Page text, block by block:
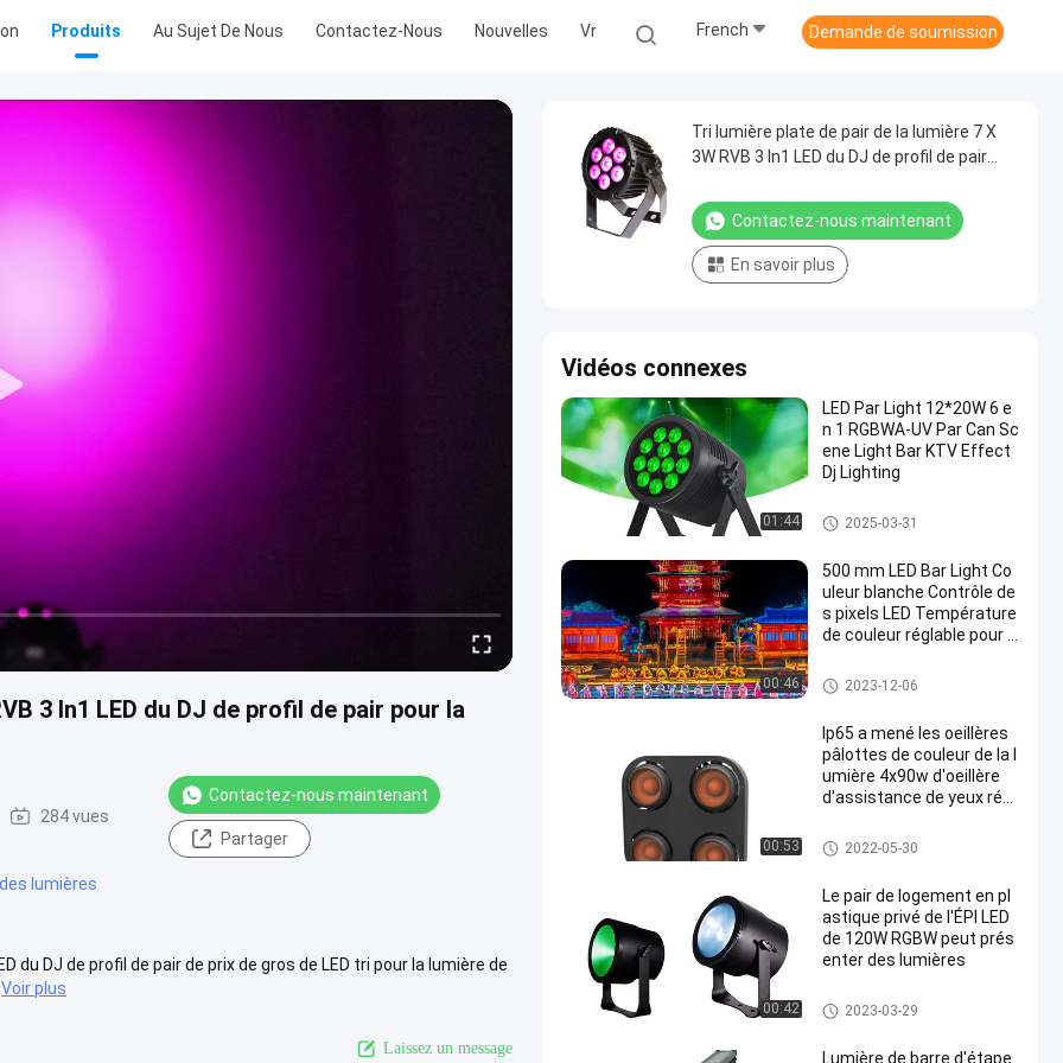
Produits Au Sujet De Nous Contactez-Nous Nouvelles Vr French Demande de soumission
3 In1 LED du DJ de profil de pair pour la
284 vues
Contactez-nous maintenant
Partager
lumières
du DJ de profil de pair de prix de gros de LED tri pour la lumière de
Voir plus
Laissez un message
Tri lumière plate de pair de la lumière 7 X
3W RVB 3 In1 LED du DJ de profil de pair
Contactez-nous maintenant
En savoir plus
Vidéos connexes
01:44
LED Par Light 12*20W 6 e
n 1 RGBWA-UV Par Can Sc
ene Light Bar KTV Effect
Dj Lighting
Le pair de LED peut présenter d
es lumières
2025-03-31
00:46
500 mm LED Bar Light Co
uleur blanche Contrôle de
s pixels LED Température
de couleur réglable pour l
Lumière d'étape de LED
2023-12-06
00:53
Ip65 a mené les oeillères
pâlottes de couleur de la l
umière 4x90w d'oeillère
d'assistance de yeux régl
Lumière d'étape de LED
2022-05-30
00:42
Le pair de logement en pl
astique privé de l'ÉPI LED
de 120W RGBW peut prés
enter des lumières
Le pair de LED peut présenter d
es lumières
2023-03-29
Lumière de barre d'étape